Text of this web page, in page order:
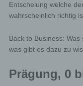
Entscheiung welche
wahrscheinlich richtig
Back to Business:
was gibt es dazu zu
Prägung, 0